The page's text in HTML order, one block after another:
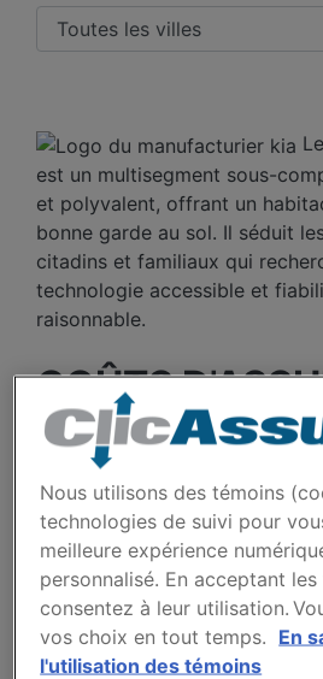
est un multisegment sous-
et polyvalent, offrant un
bonne garde au sol. Il séduit
citadins et familiaux qui
technologie accessible et
raisonnable.
COÛTS
AUTO KIA
DEPUIS 2023.
Entre 2023 et 2026, la prime
Seltos 2024 augmente
de 1401 $ à 1502 $, avant de
Cette évolution reflète une
coûts d'assurance sur la
Nous utilisons des témoins
technologies de suivi pour
meilleure expérience
personnalisé. En acceptant
consentez à leur utilisation.
vos choix en tout temps. En
l'utilisation des témoins